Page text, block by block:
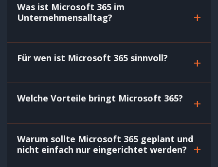
Was ist Microsoft 365 im
Unternehmensalltag?
+
Für wen ist Microsoft 365 sinnvoll? +
Welche Vorteile bringt Microsoft 365? +
Warum sollte Microsoft 365 geplant und
nicht einfach nur eingerichtet werden?
+